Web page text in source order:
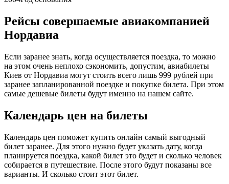
Рейсы совершаемые авиакомпанией
Нордавиа
Если заранее знать, когда осуществляется поездка, то можно
на этом очень неплохо сэкономить, допустим, авиабилеты
Киев от Нордавиа могут стоить всего лишь 999 рублей при
заранее запланированной поездке и покупке билета. При этом
самые дешевые билеты будут именно на нашем сайте.
Календарь цен на билеты
Календарь цен поможет купить онлайн самый выгодный
билет заранее. Для этого нужно будет указать дату, когда
планируется поездка, какой билет это будет и сколько человек
собирается в путешествие. После этого будут показаны все
варианты. И сколько стоит этот билет.